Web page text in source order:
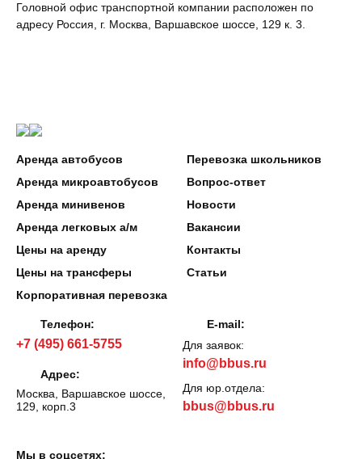
Головной офис транспортной компании расположен по
адресу Россия, г. Москва, Варшавское шоссе, 129 к. 3.
Аренда автобусов
Аренда микроавтобусов
Аренда минивенов
Аренда легковых а/м
Цены на аренду
Цены на трансферы
Корпоративная перевозка
Перевозка школьников
Вопрос-ответ
Новости
Вакансии
Контакты
Статьи
Телефон:
+7 (495) 661-5755
Адрес:
Москва, Варшавское шоссе,
129, корп.3
E-mail:
Для заявок:
info@bbus.ru
Для юр.отдела:
bbus@bbus.ru
Мы в соцсетях: